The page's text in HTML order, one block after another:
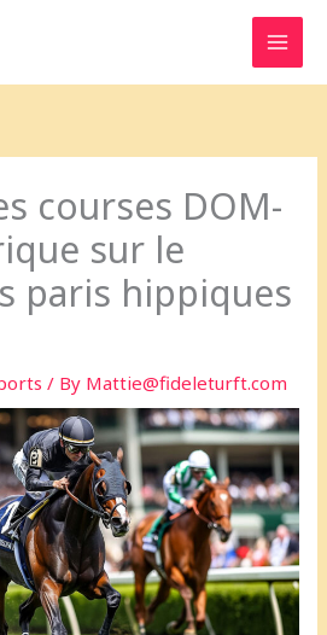
courses DOM-
sur le
paris hippiques
/ By Mattie@fideleturft.com